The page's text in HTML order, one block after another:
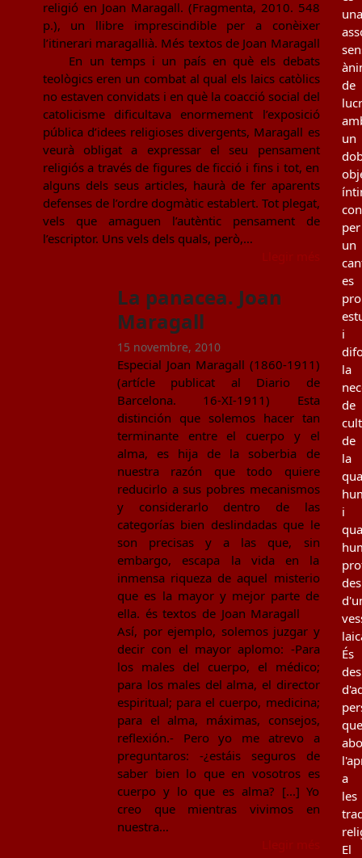
religió en Joan Maragall. (Fragmenta, 2010. 548
p.), un llibre imprescindible per a conèixer
l’itinerari maragallià. Més textos de Joan Maragall
En un temps i un país en què els debats
teològics eren un combat al qual els laics catòlics
no estaven convidats i en què la coacció social del
catolicisme dificultava enormement l’exposició
pública d’idees religioses divergents, Maragall es
veurà obligat a expressar el seu pensament
religiós a través de figures de ficció i fins i tot, en
alguns dels seus articles, haurà de fer aparents
defenses de l’ordre dogmàtic establert. Tot plegat,
vels que amaguen l’autèntic pensament de
l’escriptor. Uns vels dels quals, però,…
La panacea. Joan
Maragall
15 novembre, 2010
Especial Joan Maragall (1860-1911)
(artícle publicat al Diario de
Barcelona. 16-XI-1911) Esta
distinción que solemos hacer tan
terminante entre el cuerpo y el
alma, es hija de la soberbia de
nuestra razón que todo quiere
reducirlo a sus pobres mecanismos
y considerarlo dentro de las
categorías bien deslindadas que le
son precisas y a las que, sin
embargo, escapa la vida en la
inmensa riqueza de aquel misterio
que es la mayor y mejor parte de
ella. és textos de Joan Maragall
Así, por ejemplo, solemos juzgar y
decir con el mayor aplomo: -Para
los males del cuerpo, el médico;
para los males del alma, el director
espiritual; para el cuerpo, medicina;
para el alma, máximas, consejos,
reflexión.- Pero yo me atrevo a
preguntaros: -¿estáis seguros de
saber bien lo que en vosotros es
cuerpo y lo que es alma? [...] Yo
creo que mientras vivimos en
nuestra…
una
de
un
per
un
es
i
la
de
de
la
i
des
És
des
que
a
les
El